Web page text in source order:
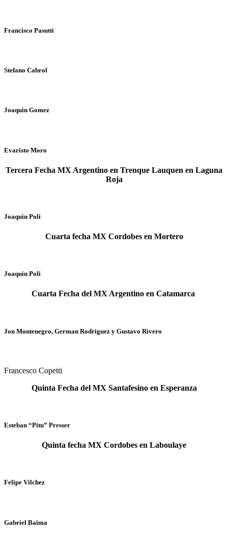
Francisco Pasutti
Stefano Cabrol
Joaquin Gomez
Evaristo Moro
Tercera Fecha MX Argentino en Trenque Lauquen en Laguna
Roja
Joaquin Poli
Cuarta fecha MX Cordobes en Mortero
Joaquin Poli
Cuarta Fecha del MX Argentino en Catamarca
Jon Montenegro, German Rodriguez y Gustavo Rivero
Francesco Copetti
Quinta Fecha del MX Santafesino en Esperanza
Esteban “Pitu” Presser
Quinta fecha MX Cordobes en Laboulaye
Felipe Vilchez
Gabriel Baima